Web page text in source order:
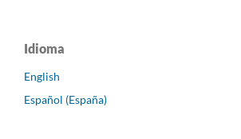
Idioma
English
Español (España)